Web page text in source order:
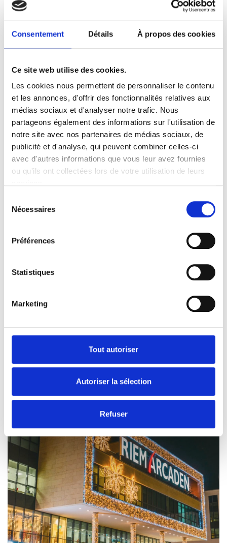
Consentement Détails À propos des cookies
Ce site web utilise des cookies.
Les cookies nous permettent de personnaliser le contenu
et les annonces, d'offrir des fonctionnalités relatives aux
médias sociaux et d'analyser notre trafic. Nous
partageons également des informations sur l'utilisation de
notre site avec nos partenaires de médias sociaux, de
publicité et d'analyse, qui peuvent combiner celles-ci
avec d'autres informations que vous leur avez fournies
ou qu'ils ont collectées lors de votre utilisation de leurs
Nécessaires
Préférences
Statistiques
Marketing
Tout autoriser
Autoriser la sélection
Refuser
Riem Arcaden, géré par Unibail-Rodamco-
Westfield, est devenu un lieu magique où
les fêtes traditionnelles prennent une
introduit les visiteurs dans une ambiance
exceptionnelle de fête dès l’entrée, où une
façade élégamment éclairée avec un sapin
de Noël accueille chaque nouvel arrivant.